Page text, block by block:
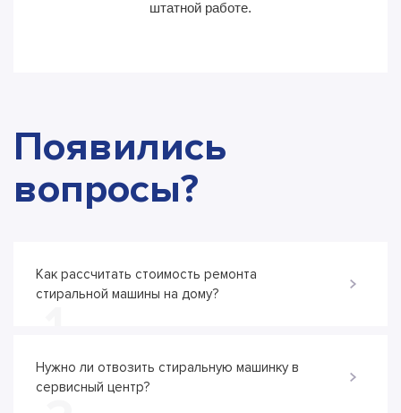
штатной работе.
Появились
вопросы?
Как рассчитать стоимость ремонта
стиральной машины на дому?
Нужно ли отвозить стиральную машинку в
сервисный центр?